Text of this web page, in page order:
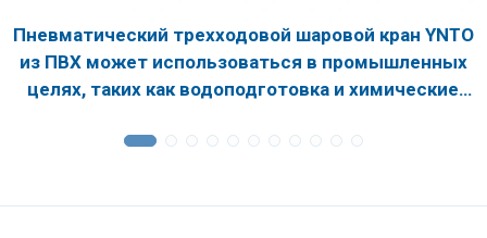
Пневматический трехходовой шаровой кран YNTO
из ПВХ может использоваться в промышленных
целях, таких как водоподготовка и химические